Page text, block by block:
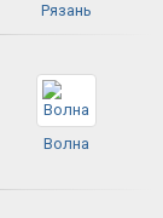
Рязань
Волна